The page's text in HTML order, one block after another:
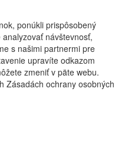
ponúkli prispôsobený
návštevnosť,
s našimi partnermi pre
upravíte odkazom
zmeniť v päte webu.
Zásadách ochrany osobných